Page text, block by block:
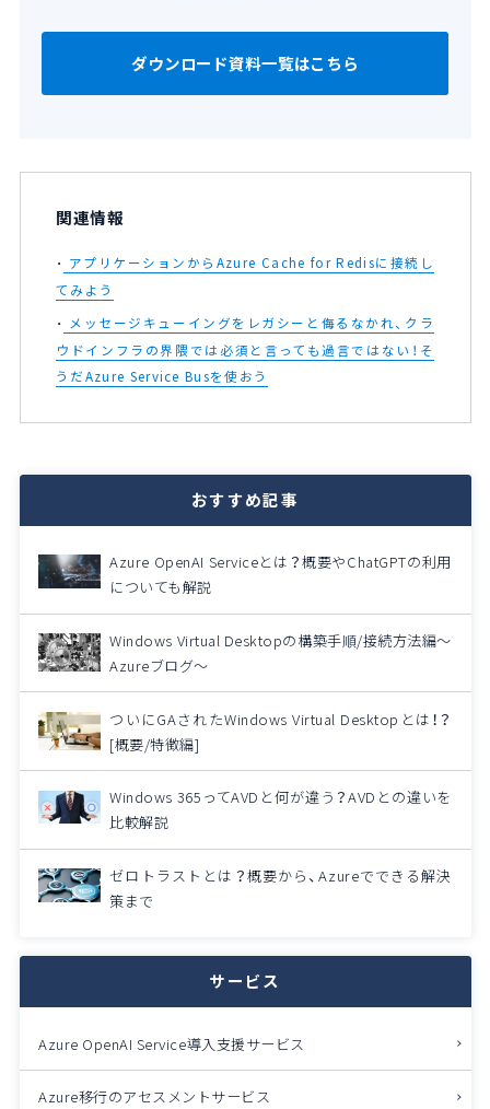
ダウンロード資料一覧はこちら
関連情報
アプリケーションからAzure Cache for Redisに接続し
てみよう
メッセージキューイングをレガシーと侮るなかれ、クラ
ウドインフラの界隈では必須と言っても過言ではない！そ
うだAzure Service Busを使おう
おすすめ記事
Azure OpenAI Serviceとは？概要やChatGPTの利用
についても解説
Windows Virtual Desktopの構築手順/接続方法編～
Azureブログ～
ついにGAされたWindows Virtual Desktopとは！？
[概要/特徴編]
Windows 365ってAVDと何が違う？AVDとの違いを
比較解説
ゼロトラストとは？概要から、Azureでできる解決
策まで
サービス
Azure OpenAI Service導入支援サービス
Azure移行のアセスメントサービス